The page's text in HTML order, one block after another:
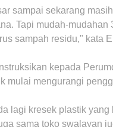
sampai sekarang
Tapi mudah-
sampah residu," kata
kepada
mulai mengurangi
lagi kresek plastik
sama toko swalayan